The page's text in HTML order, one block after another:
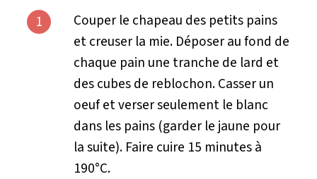
1
Couper le chapeau des petits pains
et creuser la mie. Déposer au fond de
chaque pain une tranche de lard et
des cubes de reblochon. Casser un
oeuf et verser seulement le blanc
dans les pains (garder le jaune pour
la suite). Faire cuire 15 minutes à
190°C.